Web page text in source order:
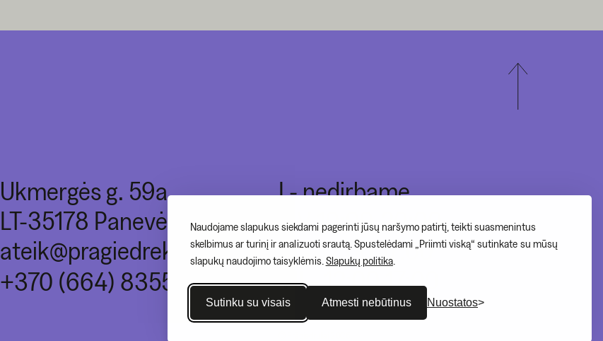
Naudojame slapukus siekdami pagerinti jūsų naršymo patirtį, teikti suasmenintus
skelbimus ar turinį ir analizuoti srautą. Spustelėdami „Priimti viską“ sutinkate su mūsų
slapukų naudojimo taisyklėmis. Slapukų politika.
Sutinku su visais Atmesti nebūtinus Nuostatos
Ukmergės g. 59a,
LT-35178 Panevėžys
ateik@pragiedrek.lt
+370 (664) 83551
I - nedirbame
II-V 10:00-20:00
VI - 12:00-17:00
VII - 12:00-17:00